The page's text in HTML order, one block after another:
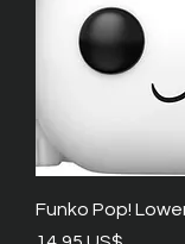
Funko Pop!